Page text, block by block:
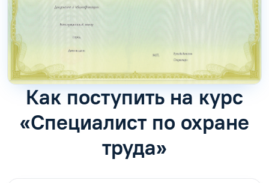
Как поступить на курс
«Специалист по охране
труда»